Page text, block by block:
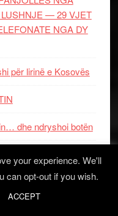
— 29 VJET
NGA DY
për lirinë e Kosovës
dhe ndryshoi botën
takim në
your experience. We'll
can opt-out if you wish.
ACCEPT